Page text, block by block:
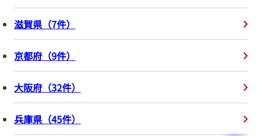
滋賀県 （7件）
京都府 （9件）
大阪府 （32件）
兵庫県 （45件）